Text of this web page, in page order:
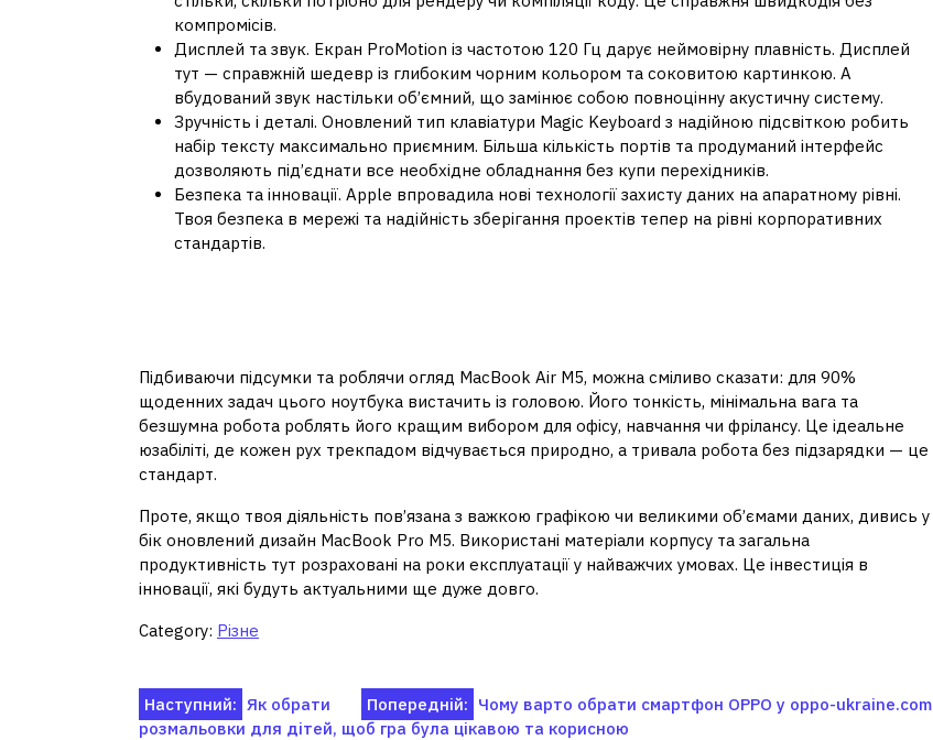
компромісів.
Дисплей та звук. Екран ProMotion із частотою 120 Гц дарує неймовірну плавність. Дисплей
тут — справжній шедевр із глибоким чорним кольором та соковитою картинкою. А
вбудований звук настільки об’ємний, що замінює собою повноцінну акустичну систему.
Зручність і деталі. Оновлений тип клавіатури Magic Keyboard з надійною підсвіткою робить
набір тексту максимально приємним. Більша кількість портів та продуманий інтерфейс
дозволяють під’єднати все необхідне обладнання без купи перехідників.
Безпека та інновації. Apple впровадила нові технології захисту даних на апаратному рівні.
Твоя безпека в мережі та надійність зберігання проектів тепер на рівні корпоративних
стандартів.
Підбиваючи підсумки та роблячи огляд MacBook Air M5, можна сміливо сказати: для 90%
щоденних задач цього ноутбука вистачить із головою. Його тонкість, мінімальна вага та
безшумна робота роблять його кращим вибором для офісу, навчання чи фрілансу. Це ідеальне
юзабіліті, де кожен рух трекпадом відчувається природно, а тривала робота без підзарядки — це
стандарт.
Проте, якщо твоя діяльність пов’язана з важкою графікою чи великими об’ємами даних, дивись у
бік оновлений дизайн MacBook Pro M5. Використані матеріали корпусу та загальна
продуктивність тут розраховані на роки експлуатації у найважчих умовах. Це інвестиція в
інновації, які будуть актуальними ще дуже довго.
Category: Різне
Навігація
Попередній: Чому варто обрати смартфон OPPO у oppo-ukraine.com
Наступний: Як обрати
розмальовки для дітей, щоб гра була цікавою та корисною